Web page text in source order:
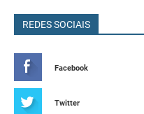
REDES SOCIAIS
Facebook
Twitter